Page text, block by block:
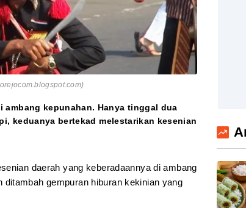
ambang kepunahan. Hanya tinggal dua
keduanya bertekad melestarikan kesenian
daerah yang keberadaannya di ambang
gempuran hiburan kekinian yang